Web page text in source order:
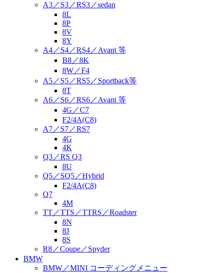
A3／S3／RS3／sedan
8L
8P
8V
8Y
A4／S4／RS4／Avant 等
B8／8K
8W／F4
A5／S5／RS5／Sportback等
8T
A6／S6／RS6／Avant 等
4G／C7
F2/4A(C8)
A7／S7／RS7
4G
4K
Q3／RS Q3
8U
Q5／SQ5／Hybrid
F2/4A(C8)
Q7
4M
TT／TTS／TTRS／Roadster
8N
8J
8S
R8／Coupe／Spyder
BMW
BMW／MINI コーディングメニュー